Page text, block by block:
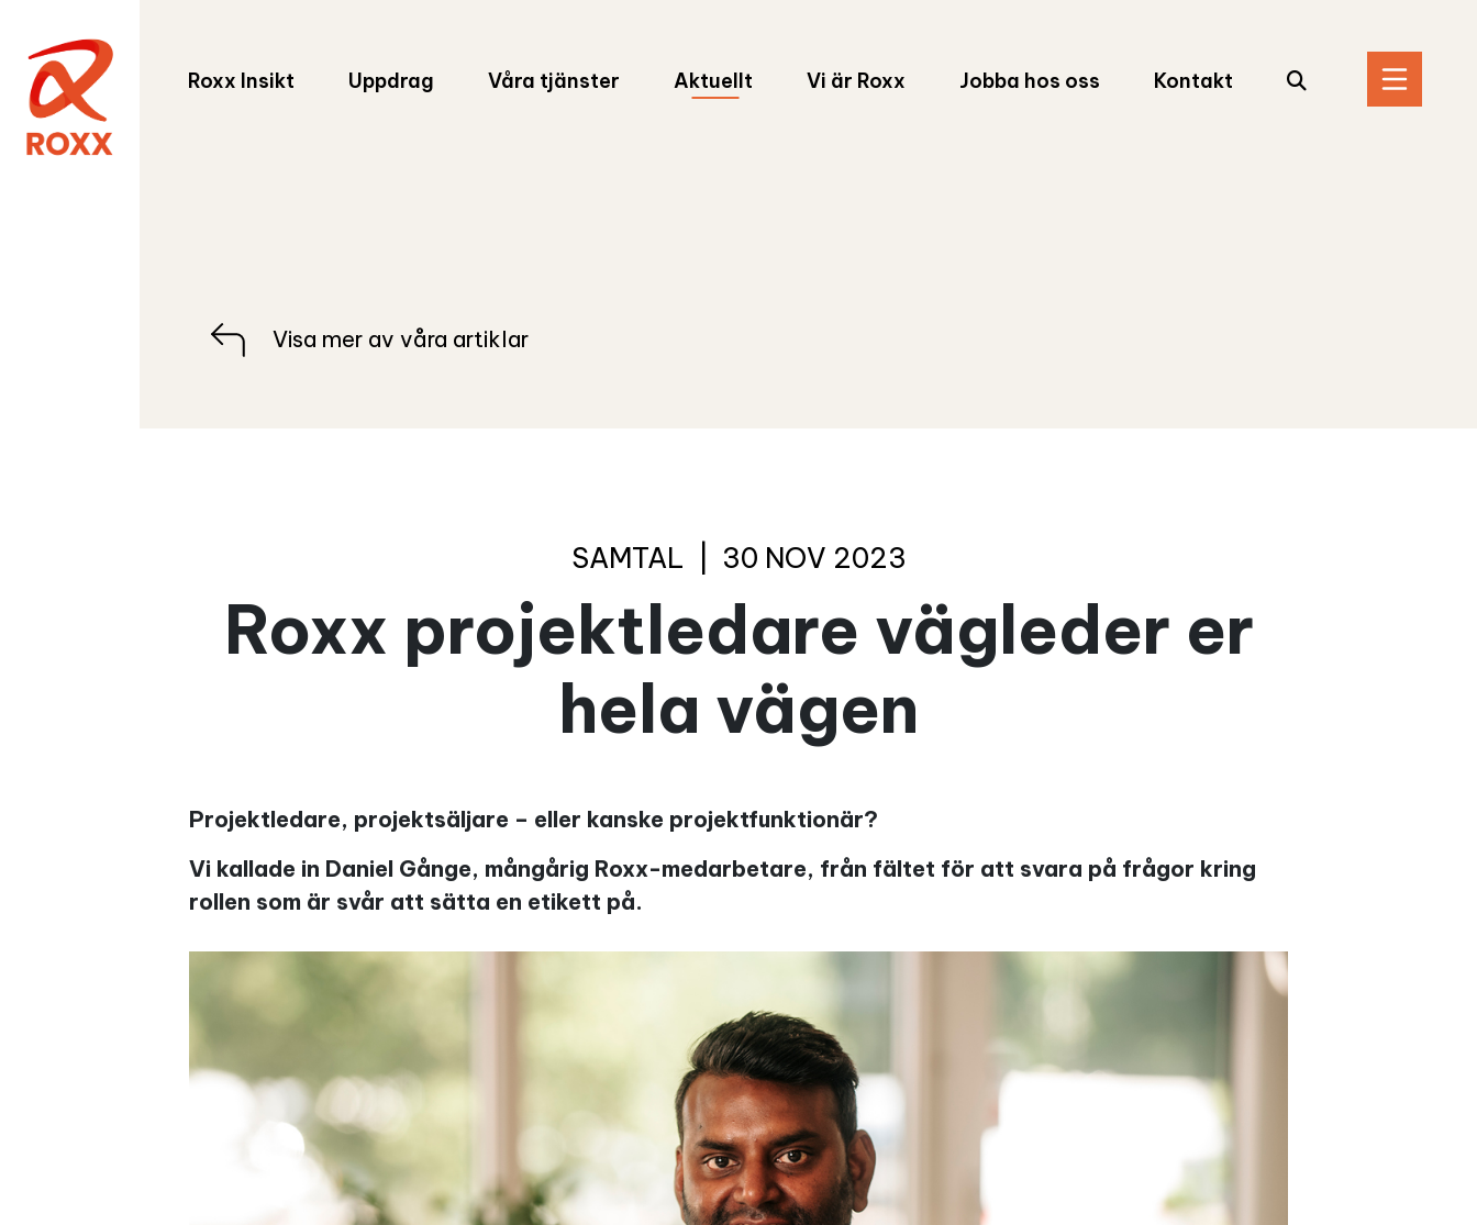
Roxx Insikt Uppdrag Våra tjänster Aktuellt Vi är Roxx Jobba hos oss Kontakt
Sök
Visa mer av våra artiklar
SAMTAL 30 NOV 2023
Roxx projektledare vägleder er
hela vägen
Projektledare, projektsäljare – eller kanske projektfunktionär?
Vi kallade in Daniel Gånge, mångårig Roxx-medarbetare, från fältet för att svara på frågor kring
rollen som är svår att sätta en etikett på.